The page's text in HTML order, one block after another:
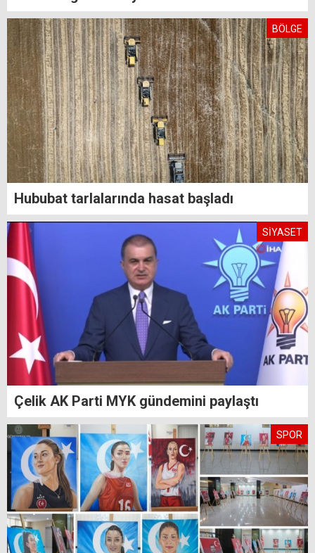
BÖLGE
Hububat tarlalarında hasat başladı
SİYASET
Çelik AK Parti MYK gündemini paylaştı
SPOR